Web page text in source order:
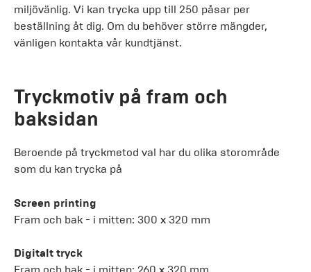
miljövänlig. Vi kan trycka upp till 250 påsar per
beställning åt dig. Om du behöver större mängder,
vänligen kontakta vår kundtjänst.
Tryckmotiv på fram och
baksidan
Beroende på tryckmetod val har du olika storområde
som du kan trycka på
Screen printing
Fram och bak - i mitten: 300 x 320 mm
Digitalt tryck
Fram och bak - i mitten: 260 x 320 mm